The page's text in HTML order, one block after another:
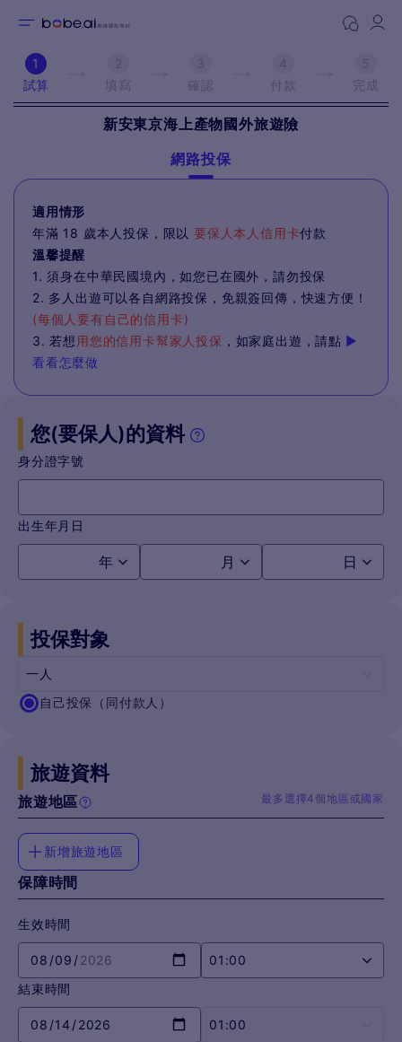
1
試算
2
填寫
3
確認
4
付款
5
完成
新安東京海上產物 國外旅遊險
網路投保
適用情形
年滿 18 歲本人投保，限以 要保人本人信用卡付款
溫馨提醒
1. 須身在中華民國境內，如您已在國外，請勿投保
2. 多人出遊可以各自網路投保，免親簽回傳，快速方便！
(每個人要有自己的信用卡)
3. 若想 用您的信用卡幫家人投保 ，如家庭出遊，請點 ▶
看看怎麼做
您(要保人)的資料
身分證字號
出生年月日
年 月 日
投保對象
一人
自己投保（同付款人）
旅遊資料
旅遊地區 最多選擇4個地區或國家
新增旅遊地區
保障時間
生效時間
01:00
結束時間
01:00